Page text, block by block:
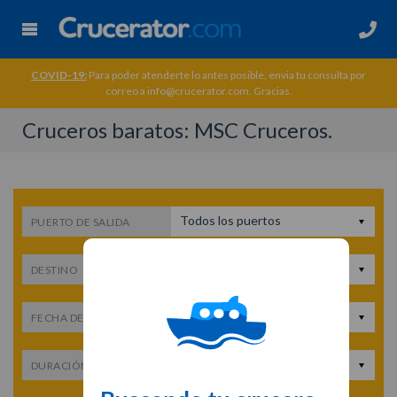
COVID-19: Para poder atenderte lo antes posible, envia tu consulta por
correo a info@crucerator.com. Gracias.
Cruceros baratos: MSC Cruceros.
PUERTO DE SALIDA Todos los puertos
DESTINO
FECHA DE SALIDA Fecha de salida
DURACIÓN